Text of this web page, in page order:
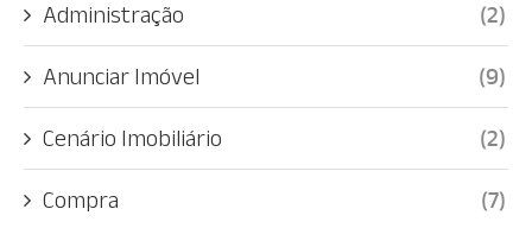
Administração (2)
Anunciar Imóvel (9)
Cenário Imobiliário (2)
Compra (7)